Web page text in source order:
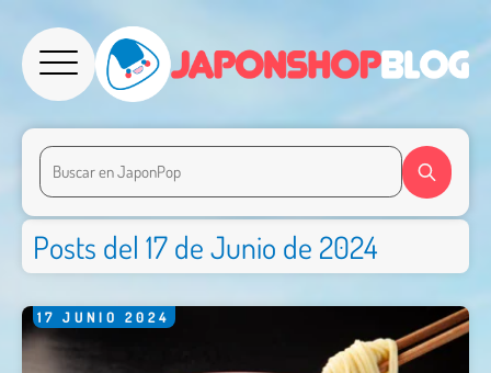
Posts del 17 de Junio de 2024
17 JUNIO 2024